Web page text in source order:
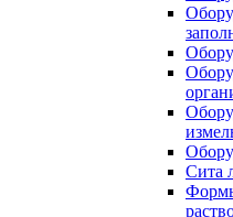
Сита